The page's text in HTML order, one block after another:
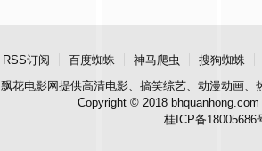
RSS订阅 百度蜘蛛 神马爬虫 搜狗蜘蛛
飘花电影网提供高清电影、搞笑综艺、动漫动画
Copyright © 2018
桂ICP备18005686